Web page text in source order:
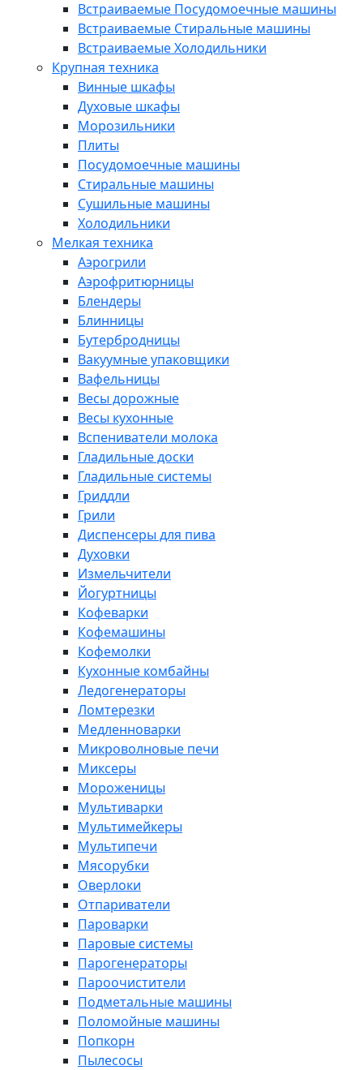
Встраиваемые Посудомоечные машины
Встраиваемые Стиральные машины
Встраиваемые Холодильники
Крупная техника
Винные шкафы
Духовые шкафы
Морозильники
Плиты
Посудомоечные машины
Стиральные машины
Сушильные машины
Холодильники
Мелкая техника
Аэрогрили
Аэрофритюрницы
Блендеры
Блинницы
Бутербродницы
Вакуумные упаковщики
Вафельницы
Весы дорожные
Весы кухонные
Вспениватели молока
Гладильные доски
Гладильные системы
Гриддли
Грили
Диспенсеры для пива
Духовки
Измельчители
Йогуртницы
Кофеварки
Кофемашины
Кофемолки
Кухонные комбайны
Ледогенераторы
Ломтерезки
Медленноварки
Микроволновые печи
Миксеры
Мороженицы
Мультиварки
Мультимейкеры
Мультипечи
Мясорубки
Оверлоки
Отпариватели
Пароварки
Паровые системы
Парогенераторы
Пароочистители
Подметальные машины
Поломойные машины
Попкорн
Пылесосы